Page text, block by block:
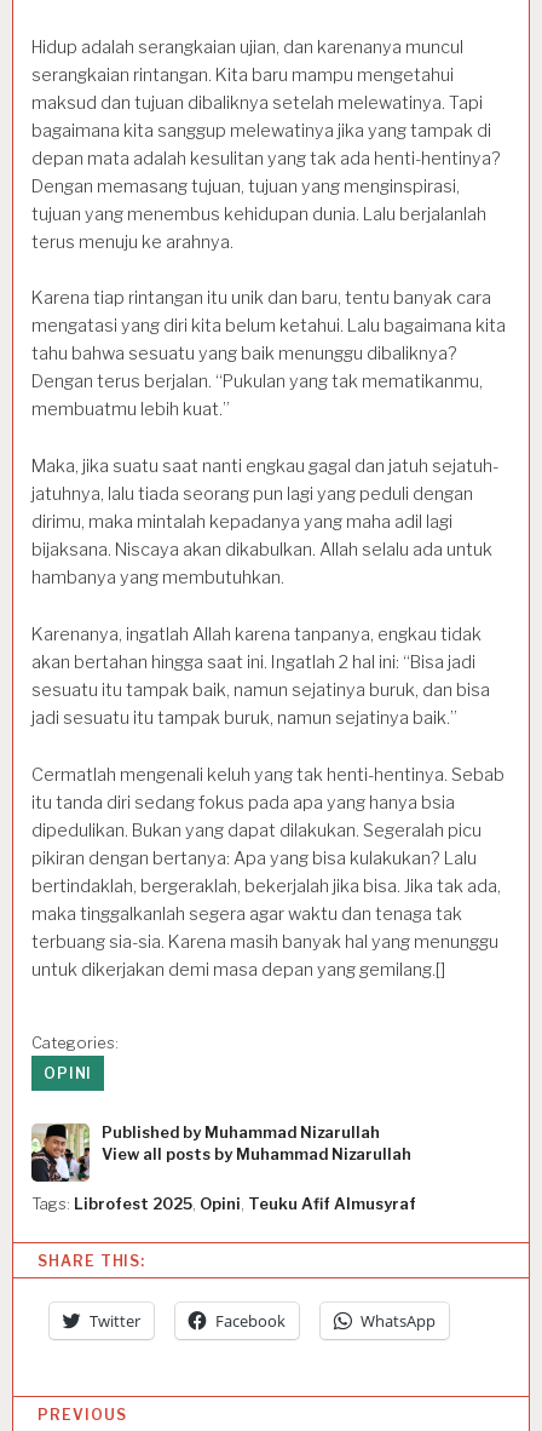
Hidup adalah serangkaian ujian, dan karenanya muncul
serangkaian rintangan. Kita baru mampu mengetahui
maksud dan tujuan dibaliknya setelah melewatinya. Tapi
bagaimana kita sanggup melewatinya jika yang tampak di
depan mata adalah kesulitan yang tak ada henti-hentinya?
Dengan memasang tujuan, tujuan yang menginspirasi,
tujuan yang menembus kehidupan dunia. Lalu berjalanlah
terus menuju ke arahnya.
Karena tiap rintangan itu unik dan baru, tentu banyak cara
mengatasi yang diri kita belum ketahui. Lalu bagaimana kita
tahu bahwa sesuatu yang baik menunggu dibaliknya?
Dengan terus berjalan. “Pukulan yang tak mematikanmu,
membuatmu lebih kuat.”
Maka, jika suatu saat nanti engkau gagal dan jatuh sejatuh-
jatuhnya, lalu tiada seorang pun lagi yang peduli dengan
dirimu, maka mintalah kepadanya yang maha adil lagi
bijaksana. Niscaya akan dikabulkan. Allah selalu ada untuk
hambanya yang membutuhkan.
Karenanya, ingatlah Allah karena tanpanya, engkau tidak
akan bertahan hingga saat ini. Ingatlah 2 hal ini: “Bisa jadi
sesuatu itu tampak baik, namun sejatinya buruk, dan bisa
jadi sesuatu itu tampak buruk, namun sejatinya baik.”
Cermatlah mengenali keluh yang tak henti-hentinya. Sebab
itu tanda diri sedang fokus pada apa yang hanya bsia
dipedulikan. Bukan yang dapat dilakukan. Segeralah picu
pikiran dengan bertanya: Apa yang bisa kulakukan? Lalu
bertindaklah, bergeraklah, bekerjalah jika bisa. Jika tak ada,
maka tinggalkanlah segera agar waktu dan tenaga tak
terbuang sia-sia. Karena masih banyak hal yang menunggu
untuk dikerjakan demi masa depan yang gemilang.[]
Categories:
OPINI
Published by Muhammad Nizarullah
View all posts by Muhammad Nizarullah
Tags: Librofest 2025 Opini Teuku Afif Almusyraf
SHARE THIS:
Twitter Facebook WhatsApp
PREVIOUS